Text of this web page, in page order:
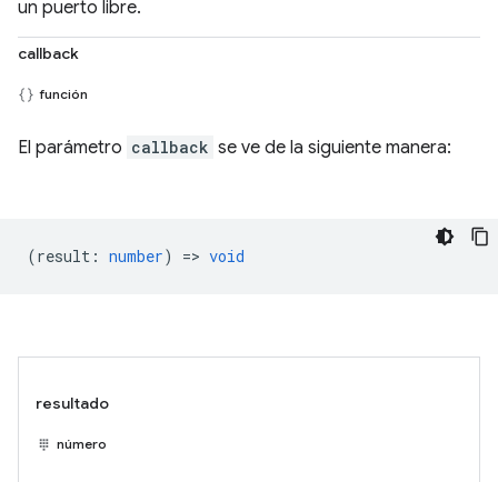
un puerto libre.
callback
función
El parámetro callback se ve de la siguiente manera:
(result : number) => void
resultado
número